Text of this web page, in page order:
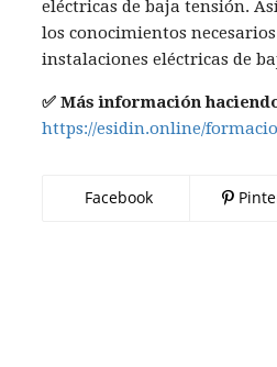
eléctricas de baja tensión.
los conocimientos
instalaciones eléctricas de
✅ Más información
https://esidin.online/
Facebook